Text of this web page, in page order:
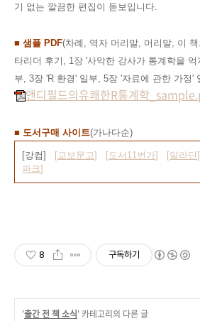
기 없는 깔끔한 편집이 돋보입니다
■ 샘플 PDF(차례, 역자 머리말, 머리말, 이
타리더 후기, 1장 '사악한 강사가 통계학을
부, 3장 'R 환경' 일부, 5장 '자료에 관한 가정'
앤디필드의유쾌한R통계학
■ 도서구매 사이트(가나다순)
[강컴] [교보문고] [도서11번가] [알라딘]
파크]
8 구독하기
'출간 전 책 소식' 카테고리의 다른 글